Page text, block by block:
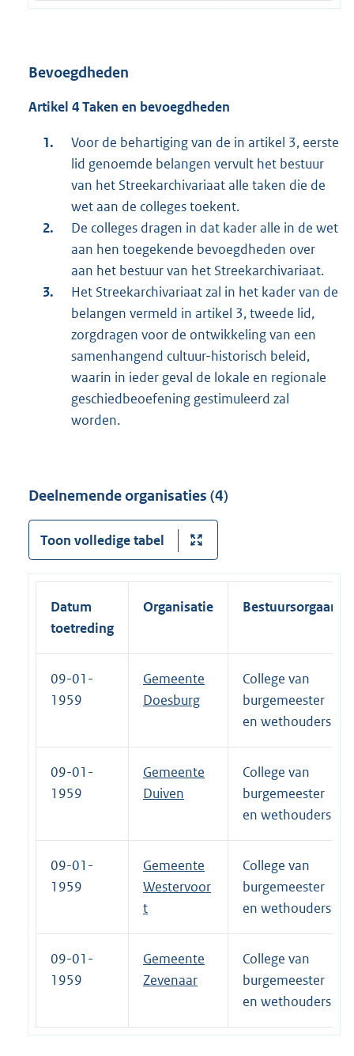
Bevoegdheden
Artikel 4 Taken en bevoegdheden
Voor de behartiging van de in artikel 3, eerste
lid genoemde belangen vervult het bestuur
van het Streekarchivariaat alle taken die de
wet aan de colleges toekent.
De colleges dragen in dat kader alle in de wet
aan hen toegekende bevoegdheden over
aan het bestuur van het Streekarchivariaat.
Het Streekarchivariaat zal in het kader van de
belangen vermeld in artikel 3, tweede lid,
zorgdragen voor de ontwikkeling van een
samenhangend cultuur-historisch beleid,
waarin in ieder geval de lokale en regionale
geschiedbeoefening gestimuleerd zal
worden.
Deelnemende organisaties (4)
Toon volledige tabel
Datum
toetreding
Organisatie Bestuursorgaan
09-01-
1959
Gemeente
Doesburg
College van
burgemeester
en wethouders
09-01-
1959
Gemeente
Duiven
College van
burgemeester
en wethouders
09-01-
1959
Gemeente
Westervoor
t
College van
burgemeester
en wethouders
09-01-
1959
Gemeente
Zevenaar
College van
burgemeester
en wethouders